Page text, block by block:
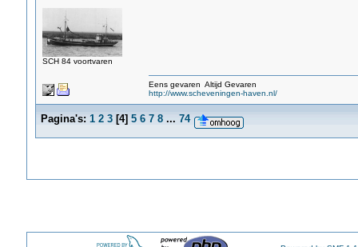
SCH 84 voortvaren
Eens gevaren Altijd Gevaren
http://www.scheveningen-haven.nl/
Pagina's: 1 2 3[4] 5 6 7 8 ... 74